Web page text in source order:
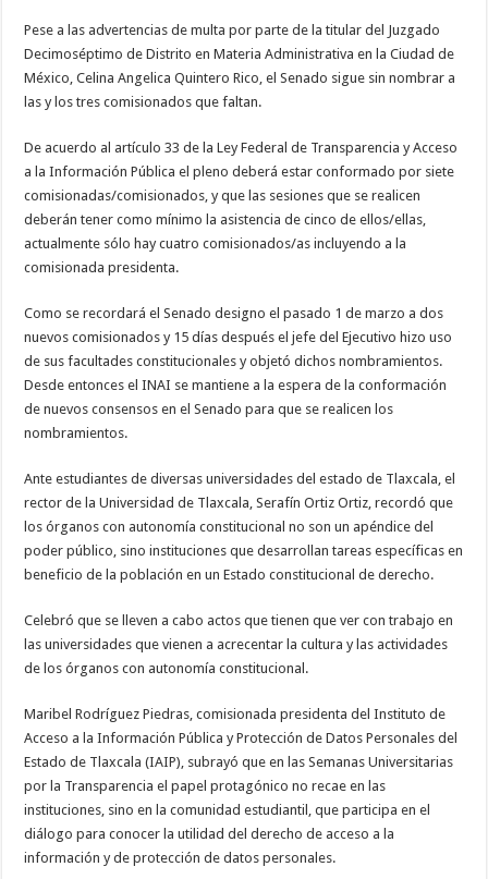
Pese a las advertencias de multa por parte de la titular del Juzgado
Decimoséptimo de Distrito en Materia Administrativa en la Ciudad de
México, Celina Angelica Quintero Rico, el Senado sigue sin nombrar a
las y los tres comisionados que faltan.
De acuerdo al artículo 33 de la Ley Federal de Transparencia y Acceso
a la Información Pública el pleno deberá estar conformado por siete
comisionadas/comisionados, y que las sesiones que se realicen
deberán tener como mínimo la asistencia de cinco de ellos/ellas,
actualmente sólo hay cuatro comisionados/as incluyendo a la
comisionada presidenta.
Como se recordará el Senado designo el pasado 1 de marzo a dos
nuevos comisionados y 15 días después el jefe del Ejecutivo hizo uso
de sus facultades constitucionales y objetó dichos nombramientos.
Desde entonces el INAI se mantiene a la espera de la conformación
de nuevos consensos en el Senado para que se realicen los
nombramientos.
Ante estudiantes de diversas universidades del estado de Tlaxcala, el
rector de la Universidad de Tlaxcala, Serafín Ortiz Ortiz, recordó que
los órganos con autonomía constitucional no son un apéndice del
poder público, sino instituciones que desarrollan tareas específicas en
beneficio de la población en un Estado constitucional de derecho.
Celebró que se lleven a cabo actos que tienen que ver con trabajo en
las universidades que vienen a acrecentar la cultura y las actividades
de los órganos con autonomía constitucional.
Maribel Rodríguez Piedras, comisionada presidenta del Instituto de
Acceso a la Información Pública y Protección de Datos Personales del
Estado de Tlaxcala (IAIP), subrayó que en las Semanas Universitarias
por la Transparencia el papel protagónico no recae en las
instituciones, sino en la comunidad estudiantil, que participa en el
diálogo para conocer la utilidad del derecho de acceso a la
información y de protección de datos personales.